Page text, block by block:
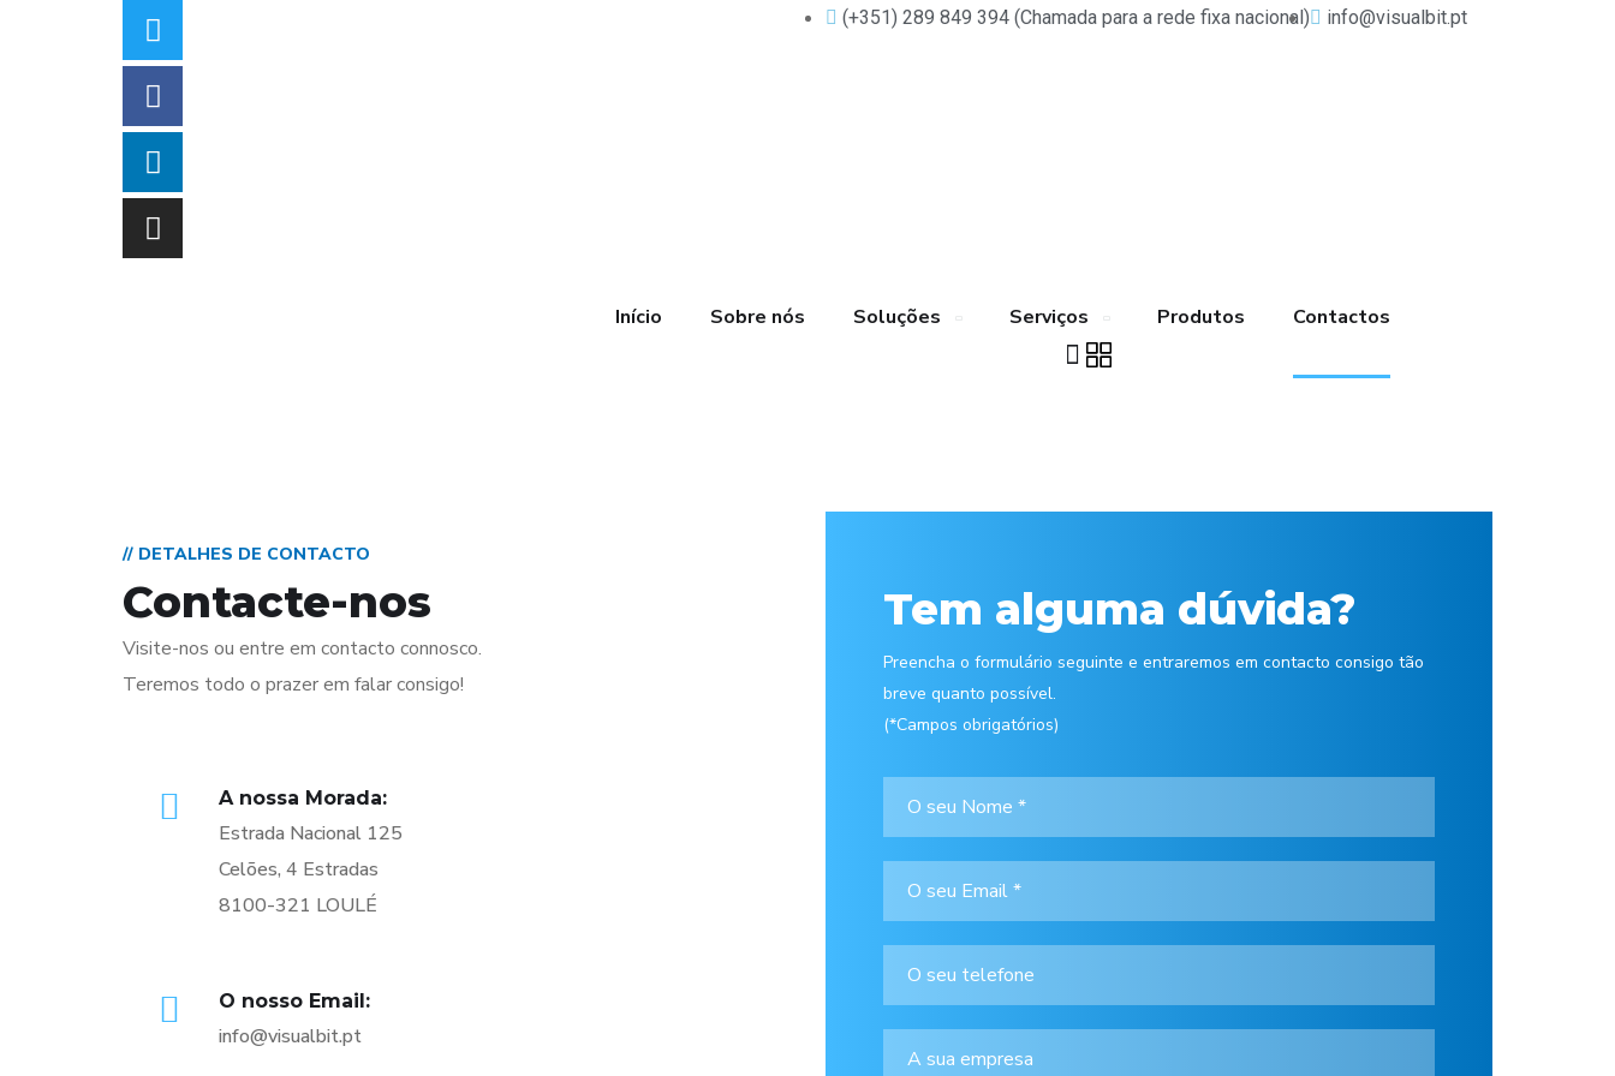
(+351) 289 849 394 (Chamada para a rede fixa nacional) info@visualbit.pt
Início Sobre nós Soluções Serviços Produtos Contactos
// DETALHES DE CONTACTO
Contacte-nos
Visite-nos ou entre em contacto connosco.
Teremos todo o prazer em falar consigo!
A nossa Morada:
Estrada Nacional 125
Celões, 4 Estradas
8100-321 LOULÉ
O nosso Email:
info@visualbit.pt
Tem alguma dúvida?
Preencha o formulário seguinte e entraremos em contacto consigo tão
breve quanto possível.
(*Campos obrigatórios)